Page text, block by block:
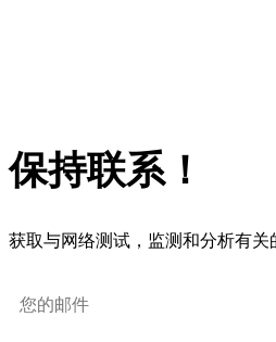
保持联系！
获取与网络测试，监测和分析有关